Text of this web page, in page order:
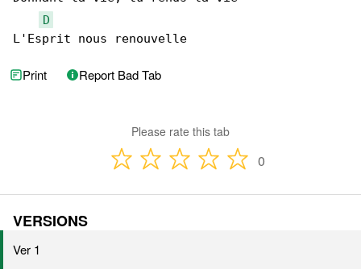
D
L'Esprit nous renouvelle
Print Report Bad Tab
Please rate this tab
0
VERSIONS
Ver 1